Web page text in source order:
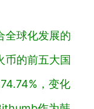
全球化发展的
币的前五大国
，变化